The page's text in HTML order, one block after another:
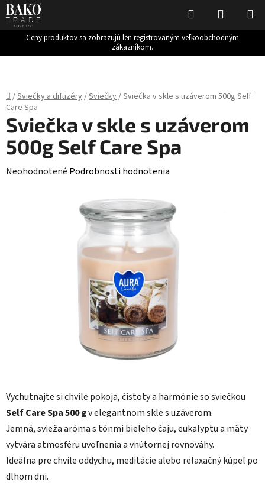
Ceny produktov sa zobrazujú len registrovaným veľkoobchodným
zákazníkom.
Hľadať
KOŠÍK
Domov
/Sviečky a difuzéry/Sviečky/Sviečka v skle s uzáverom 500g Self
Care Spa
Vychutnajte si chvíle pokoja, čistoty a harmónie so sviečkou
Self Care Spa 500 gv elegantnom skle s uzáverom.
Jemná, svieža aróma s tónmi bieleho čaju, eukalyptu a mäty
vytvára atmosféru uvoľnenia a vnútornej rovnováhy.
Ideálna pre chvíle oddychu, meditácie alebo relaxačný kúpeľ po
dlhom dni.
Sviečka v skle s uzáverom
500g Self Care Spa
Priemerné
Neohodnotené Podrobnosti hodnotenia